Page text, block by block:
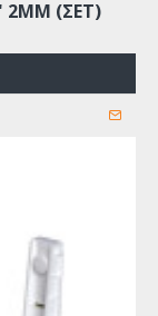
2MM (ΣΕΤ)